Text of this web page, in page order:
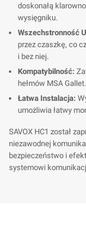
doskonałą
wysięgniku.
Wszechstronność
przez czaszkę, co
i bez niej.
Kompatybilność:
hełmów MSA Gallet.
Łatwa Instalacja:
umożliwia łatwy
SAVOX HC1 został
niezawodnej
bezpieczeństwo i
systemowi